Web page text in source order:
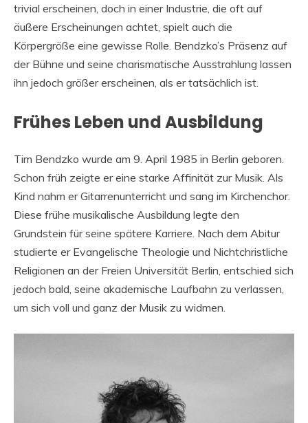
trivial erscheinen, doch in einer Industrie, die oft auf
äußere Erscheinungen achtet, spielt auch die
Körpergröße eine gewisse Rolle. Bendzko’s Präsenz auf
der Bühne und seine charismatische Ausstrahlung lassen
ihn jedoch größer erscheinen, als er tatsächlich ist.
Frühes Leben und Ausbildung
Tim Bendzko wurde am 9. April 1985 in Berlin geboren.
Schon früh zeigte er eine starke Affinität zur Musik. Als
Kind nahm er Gitarrenunterricht und sang im Kirchenchor.
Diese frühe musikalische Ausbildung legte den
Grundstein für seine spätere Karriere. Nach dem Abitur
studierte er Evangelische Theologie und Nichtchristliche
Religionen an der Freien Universität Berlin, entschied sich
jedoch bald, seine akademische Laufbahn zu verlassen,
um sich voll und ganz der Musik zu widmen.